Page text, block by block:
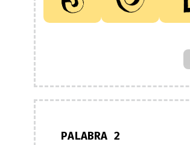
PALABRA 2